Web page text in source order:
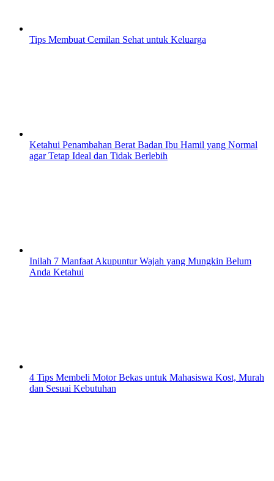
Tips Membuat Cemilan Sehat untuk Keluarga
Ketahui Penambahan Berat Badan Ibu Hamil yang Normal
agar Tetap Ideal dan Tidak Berlebih
Inilah 7 Manfaat Akupuntur Wajah yang Mungkin Belum
Anda Ketahui
4 Tips Membeli Motor Bekas untuk Mahasiswa Kost, Murah
dan Sesuai Kebutuhan